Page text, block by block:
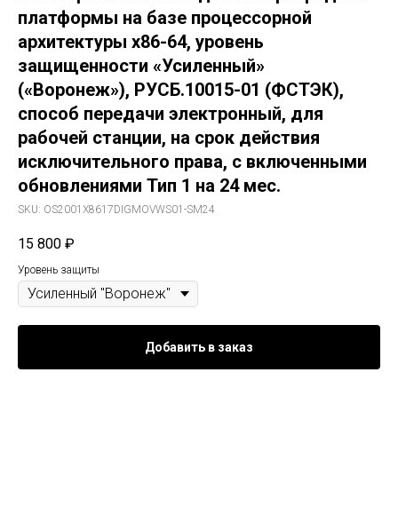
платформы на базе процессорной
архитектуры х86-64, уровень
защищенности «Усиленный»
(«Воронеж»), РУСБ.10015-01 (ФСТЭК),
способ передачи электронный, для
рабочей станции, на срок действия
исключительного права, с включенными
обновлениями Тип 1 на 24 мес.
SKU: OS2001Х8617DIGMOVWS01-SM24
15 800 ₽
Уровень защиты
Добавить в заказ